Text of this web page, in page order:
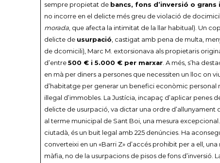
sempre propietat de bancs, fons d’inversió o
no incorre en el delicte més greu de violació de
morada, que afecta la intimitat de la llar habitual). Un
delicte de usurpació, castigat amb pena de multa,
de dcomicili), Marc M. extorsionava als propietaris
d’entre500 € i 5.000 € per marxar. A més, s’ha
en mà per diners a persones que necessiten un lloc on
d’habitatge per generar un benefici econòmic personal
il·legal d’immobles. La Justícia, incapaç d’aplicar penes
delicte de usurpació, va dictar una ordre d’allunyament
al terme municipal de Sant Boi, una mesura
ciutadà, és un buit legal amb 225 denúncies. Ha
converteixi en un «Barri Z» d’accés prohibit per a ell,
màfia, no de la usurpacions de pisos de fons d’inversió.